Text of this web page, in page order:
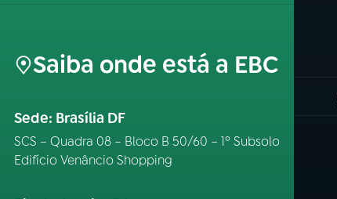
Saiba onde está a EBC
Sede: Brasília DF
SCS – Quadra 08 – Bloco B 50/60 – 1º Subsolo
Edifício Venâncio Shopping